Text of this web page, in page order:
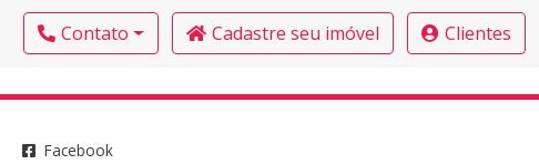
Contato Cadastre seu imóvel
Clientes
Facebook